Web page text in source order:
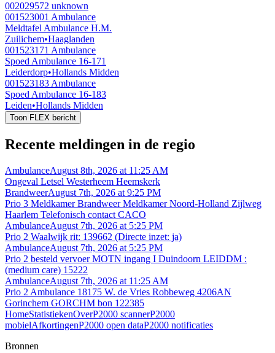
002029572 unknown
001523001 Ambulance
Meldtafel Ambulance H.M.
Zuilichem•Haaglanden
001523171 Ambulance
Spoed Ambulance 16-171
Leiderdorp•Hollands Midden
001523183 Ambulance
Spoed Ambulance 16-183
Leiden•Hollands Midden
Toon FLEX bericht
Recente meldingen in de regio
AmbulanceAugust 8th, 2026 at 11:25 AM
Ongeval Letsel Westerheem Heemskerk
BrandweerAugust 7th, 2026 at 9:25 PM
Prio 3 Meldkamer Brandweer Meldkamer Noord-Holland Zijlweg
Haarlem Telefonisch contact CACO
AmbulanceAugust 7th, 2026 at 5:25 PM
Prio 2 Waalwijk rit: 139662 (Directe inzet: ja)
AmbulanceAugust 7th, 2026 at 5:25 PM
Prio 2 besteld vervoer MOTN ingang I Duindoorn LEIDDM :
(medium care) 15222
AmbulanceAugust 7th, 2026 at 11:25 AM
Prio 2 Ambulance 18175 W. de Vries Robbeweg 4206AN
Gorinchem GORCHM bon 122385
HomeStatistiekenOverP2000 scannerP2000
mobielAfkortingenP2000 open dataP2000 notificaties
Bronnen